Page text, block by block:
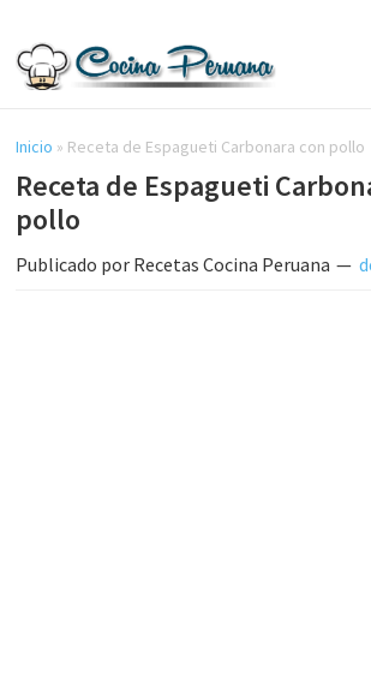
contenido
lateral
principal
Cocina
Peruana,
Recetas
de
Comida
Peruana
Inicio » Receta de Espagueti Carbonara con pollo
Receta de Espagueti
pollo
Publicado por Recetas Cocina Peruana